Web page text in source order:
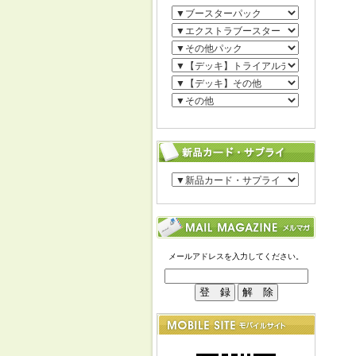
メールアドレスを入力してください。